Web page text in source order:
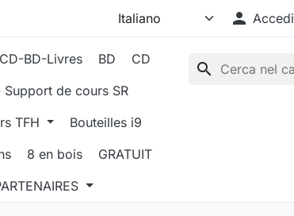
 Accedi
CD-BD-Livres BD
CD
Support de cours SR
TFH
Bouteilles i9
8 en bois
GRATUIT
search